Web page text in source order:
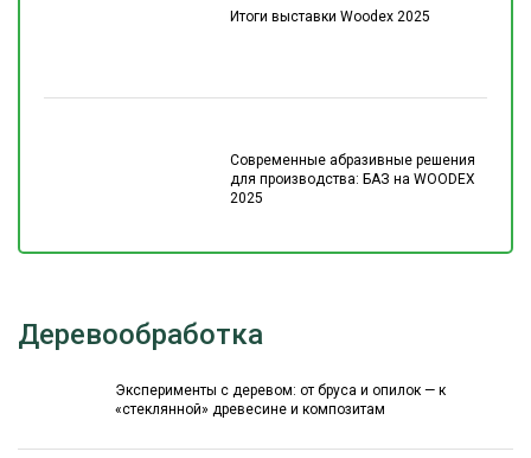
Итоги выставки Woodex 2025
Современные абразивные решения
для производства: БАЗ на WOODEX
2025
Деревообработка
Эксперименты с деревом: от бруса и опилок — к
«стеклянной» древесине и композитам